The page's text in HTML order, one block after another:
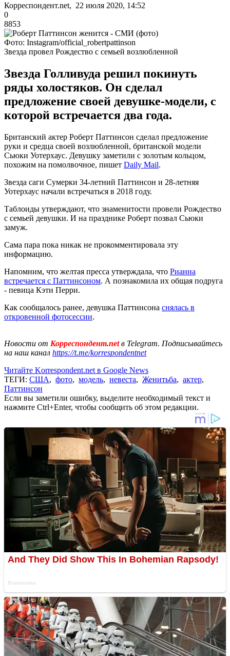
Корреспондент.net, 22 июля 2020, 14:52
0
8853
Фото: Instagram/official_robertpattinson
Звезда провел Рождество с семьей возлюбленной
Звезда Голливуда решил покинуть
ряды холостяков. Он сделал
предложение своей девушке-модели, с
которой встречается два года.
Британский актер Роберт Паттинсон сделал предложение
руки и средца своей возлюбленной, британской модели
Сьюки Уотерхаус. Девушку заметили с золотым кольцом,
похожим на помолвочное, пишет Daily Mail.
Звезда саги Сумерки 34-летний Паттинсон и 28-летняя
Уотерхаус начали встречаться в 2018 году.
Таблоиды утверждают, что знаменитости провели Рождество
с семьей девушки. И на празднике Роберт позвал Сьюки
замуж.
Сама пара пока никак не прокомментировала эту
информацию.
Напомним, что желтая пресса утверждала, что Рианна
встречается с Паттинсоном. А познакомила их общая подруга
- певица Кэти Перри.
Как сообщалось ранее, девушка Паттинсона снялась в
откровенной фотосессии.
Новости от Корреспондент.netв Telegram. Подписывайтесь
на наш канал https://t.me/korrespondentnet
Читайте Korrespondent.net в Google News
ТЕГИ: США, фото, модель, невеста, Женитьба, актер,
Паттинсон
Если вы заметили ошибку, выделите необходимый текст и
нажмите Ctrl+Enter, чтобы сообщить об этом редакции.